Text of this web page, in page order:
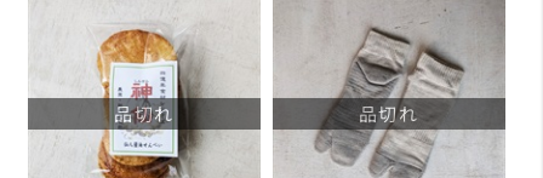
品切れ 品切れ